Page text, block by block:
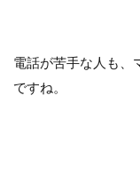
電話が苦手な人も、
ですね。